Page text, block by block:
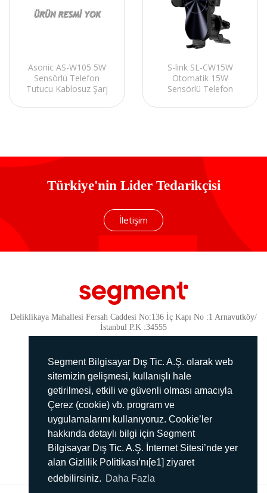
Segment Bilgisayar Dış Tic. A.Ş. olarak web
sitemizin gelişmesi, kullanışlı hale
getirilmesi, etkili ve güvenli olması amacıyla
Çerez (cookie) vb. program ve
uygulamalarını kullanıyoruz. Cookie’ler
hakkında detaylı bilgi için Segment
Bilgisayar Dış Tic. A.Ş. İnternet Sitesi’nde yer
alan Gizlilik Politikası’nı[e1] ziyaret
edebilirsiniz. Daha Fazla
Asonic AS-W105 5W
Sensörlü Telefon
Tutucu Kablosuz Şarj
S-link SL-CW15W
Otomatik 15W
Sensörlü Telefon
Cihazı
Türkiye'nin Lider Tedarikçisi
İletişim
Deliklikaya Mahallesi Fersah Caddesi No:136 İç Kapı No :1 Arnavutköy/
İstanbul P.K :34555
Güvenlik
KVKK Politikamız
Gizlilik Politikamız
Aydınlatma Metni
İmha Politikası
444 78 99
info@segment.com.tr